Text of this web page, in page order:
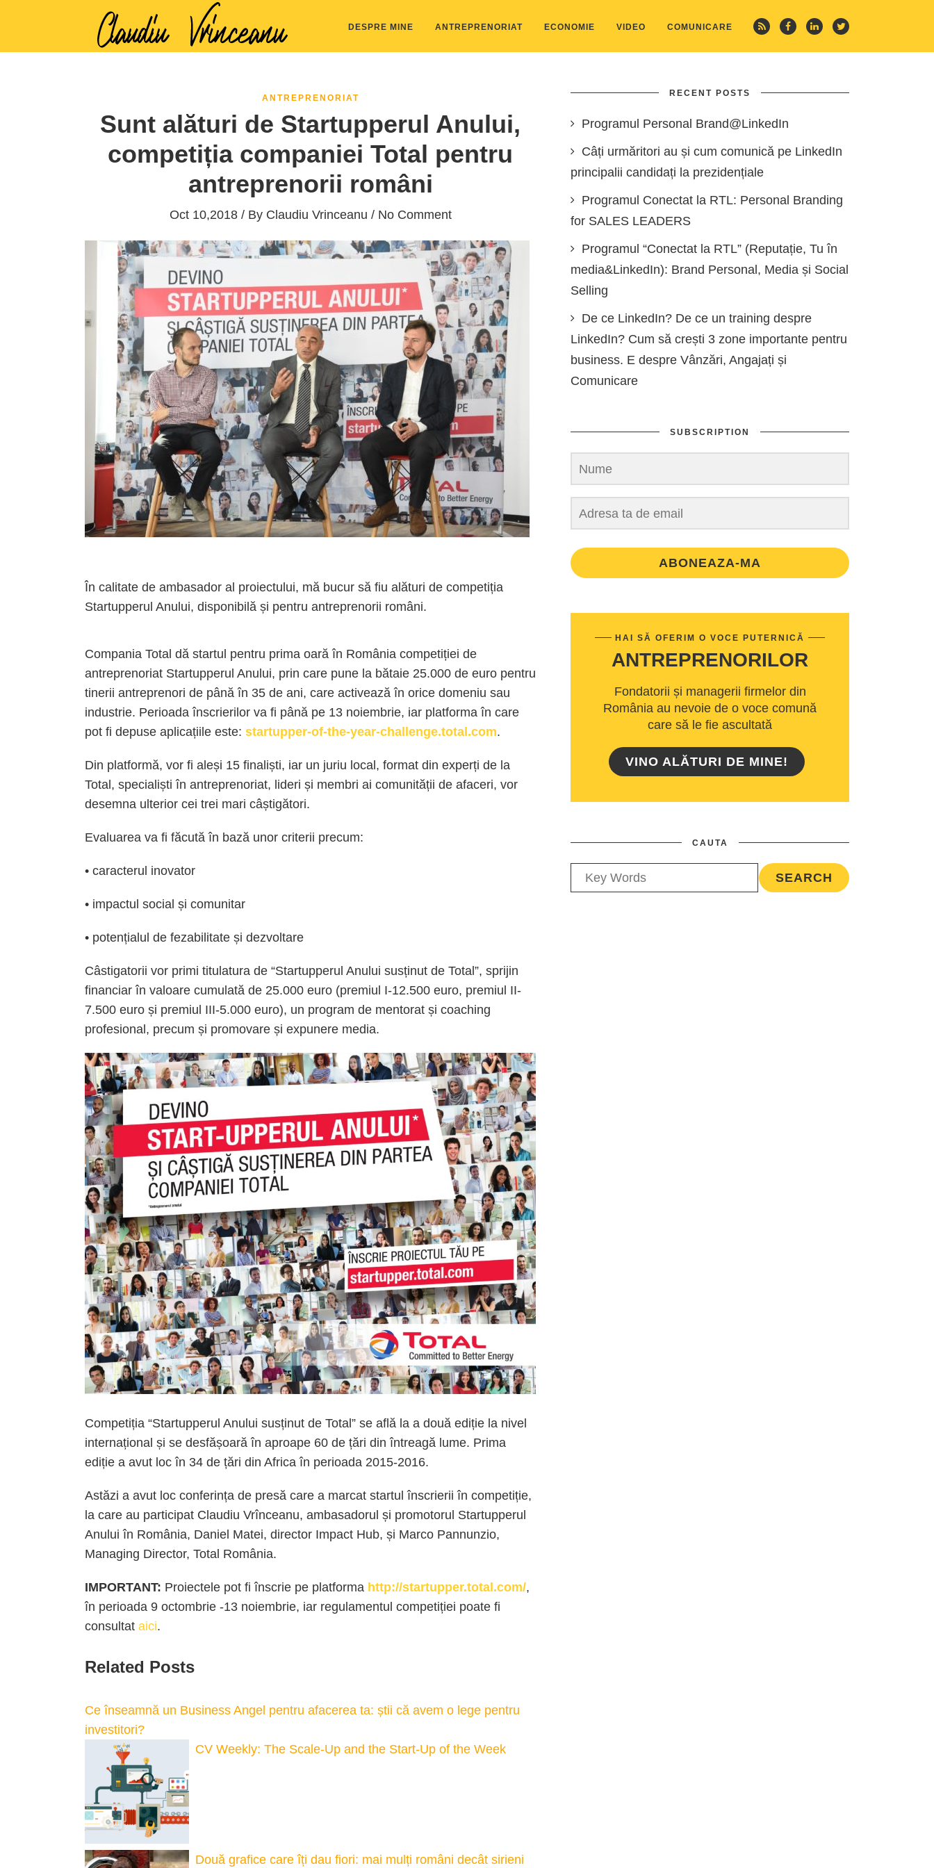
DESPRE MINE ANTREPRENORIAT ECONOMIE VIDEO COMUNICARE
ANTREPRENORIAT
Sunt alături de Startupperul Anului,
competiția companiei Total pentru
antreprenorii români
Oct 10,2018 / By Claudiu Vrinceanu / No Comment
În calitate de ambasador al proiectului, mă bucur să fiu alături de competiția
Startupperul Anului, disponibilă și pentru antreprenorii români.
Compania Total dă startul pentru prima oară în România competiției de
antreprenoriat Startupperul Anului, prin care pune la bătaie 25.000 de euro pentru
tinerii antreprenori de până în 35 de ani, care activează în orice domeniu sau
industrie. Perioada înscrierilor va fi până pe 13 noiembrie, iar platforma în care
pot fi depuse aplicațiile este: startupper-of-the-year-challenge.total.com.
Din platformă, vor fi aleși 15 finaliști, iar un juriu local, format din experți de la
Total, specialiști în antreprenoriat, lideri și membri ai comunității de afaceri, vor
desemna ulterior cei trei mari câștigători.
Evaluarea va fi făcută în bază unor criterii precum:
• caracterul inovator
• impactul social și comunitar
• potențialul de fezabilitate și dezvoltare
Câstigatorii vor primi titulatura de “Startupperul Anului susținut de Total”, sprijin
financiar în valoare cumulată de 25.000 euro (premiul I-12.500 euro, premiul II-
7.500 euro și premiul III-5.000 euro), un program de mentorat și coaching
profesional, precum și promovare și expunere media.
Competiția “Startupperul Anului susținut de Total” se află la a două ediție la nivel
internațional și se desfășoară în aproape 60 de țări din întreagă lume. Prima
ediție a avut loc în 34 de țări din Africa în perioada 2015-2016.
Astăzi a avut loc conferința de presă care a marcat startul înscrierii în competiție,
la care au participat Claudiu Vrînceanu, ambasadorul și promotorul Startupperul
Anului în România, Daniel Matei, director Impact Hub, și Marco Pannunzio,
Managing Director, Total România.
IMPORTANT: Proiectele pot fi înscrie pe platforma http://startupper.total.com/,
în perioada 9 octombrie -13 noiembrie, iar regulamentul competiției poate fi
consultat aici.
Related Posts
Ce înseamnă un Business Angel pentru afacerea ta: știi că avem o lege pentru
investitori?
CV Weekly: The Scale-Up and the Start-Up of the Week
Două grafice care îți dau fiori: mai mulți români decât sirieni
RECENT POSTS
Programul Personal Brand@LinkedIn
Câți urmăritori au și cum comunică pe LinkedIn
principalii candidați la prezidențiale
Programul Conectat la RTL: Personal Branding
for SALES LEADERS
Programul “Conectat la RTL” (Reputație, Tu în
media&LinkedIn): Brand Personal, Media și Social
Selling
De ce LinkedIn? De ce un training despre
LinkedIn? Cum să crești 3 zone importante pentru
business. E despre Vânzări, Angajați și
Comunicare
SUBSCRIPTION
ABONEAZA-MA
HAI SĂ OFERIM O VOCE PUTERNICĂ
ANTREPRENORILOR
Fondatorii și managerii firmelor din
România au nevoie de o voce comună
care să le fie ascultată
VINO ALĂTURI DE MINE!
CAUTA